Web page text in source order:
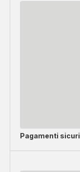
Pagamenti sicuri